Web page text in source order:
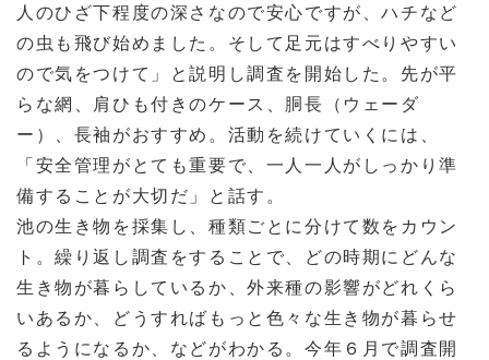
人のひざ下程度の深さなので安心ですが、ハチなど
の虫も飛び始めました。そして足元はすべりやすい
ので気をつけて」と説明し調査を開始した。先が平
らな網、肩ひも付きのケース、胴長（ウェーダ
ー）、長袖がおすすめ。活動を続けていくには、
「安全管理がとても重要で、一人一人がしっかり準
備することが大切だ」と話す。
池の生き物を採集し、種類ごとに分けて数をカウン
ト。繰り返し調査をすることで、どの時期にどんな
生き物が暮らしているか、外来種の影響がどれくら
いあるか、どうすればもっと色々な生き物が暮らせ
るようになるか、などがわかる。今年６月で調査開